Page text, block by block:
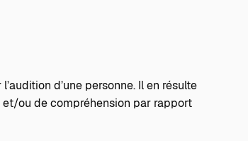
d’une personne. Il en résulte
et/ou de compréhension par rapport